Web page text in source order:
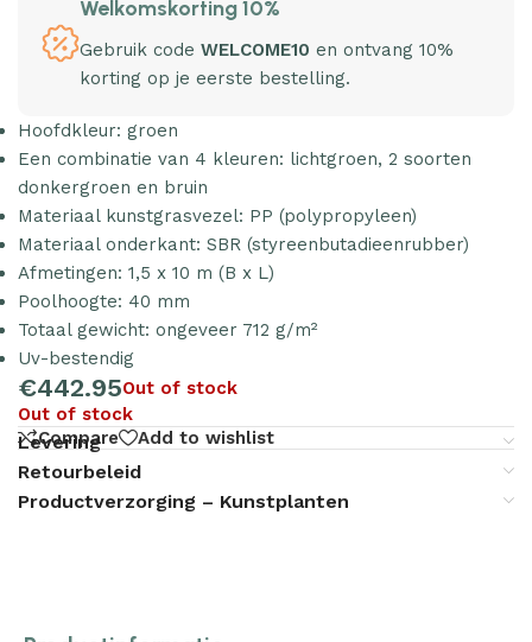
Welkomskorting 10%
Gebruik code WELCOME10 en ontvang 10%
korting op je eerste bestelling.
Hoofdkleur: groen
Een combinatie van 4 kleuren: lichtgroen, 2 soorten
donkergroen en bruin
Materiaal kunstgrasvezel: PP (polypropyleen)
Materiaal onderkant: SBR (styreenbutadieenrubber)
Afmetingen: 1,5 x 10 m (B x L)
Poolhoogte: 40 mm
Totaal gewicht: ongeveer 712 g/m²
Uv-bestendig
€442.95Out of stock
Out of stock
Compare
Add to wishlist
Levering
Retourbeleid
Productverzorging – Kunstplanten